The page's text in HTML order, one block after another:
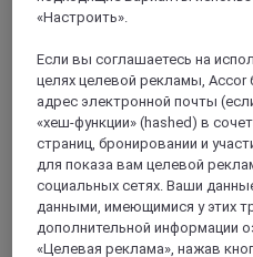
home-going service. You
«Настроить».
Если вы соглашаетесь на
целях целевой рекламы,
адрес электронной почты
«хеш-функции» (hashed) в
страниц, бронировании и
для показа вам целевой
социальных сетях. Ваши
данными, имеющимися у этих
дополнительной информации
«Целевая реклама», нажав